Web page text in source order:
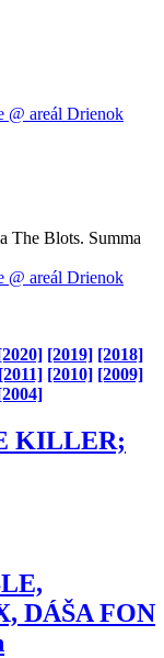
@ areál Drienok
The Blots. Summa
@ areál Drienok
[2019] [2018]
[2011] [2010] [2009]
KILLER;
DÁŠA FON